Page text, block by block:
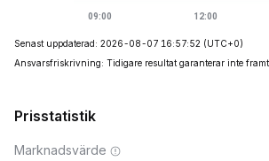
Senast uppdaterad: 2026-08-07 16:57:52 (UTC+0)
Ansvarsfriskrivning: Tidigare resultat garanterar inte
Prisstatistik
Marknadsvärde